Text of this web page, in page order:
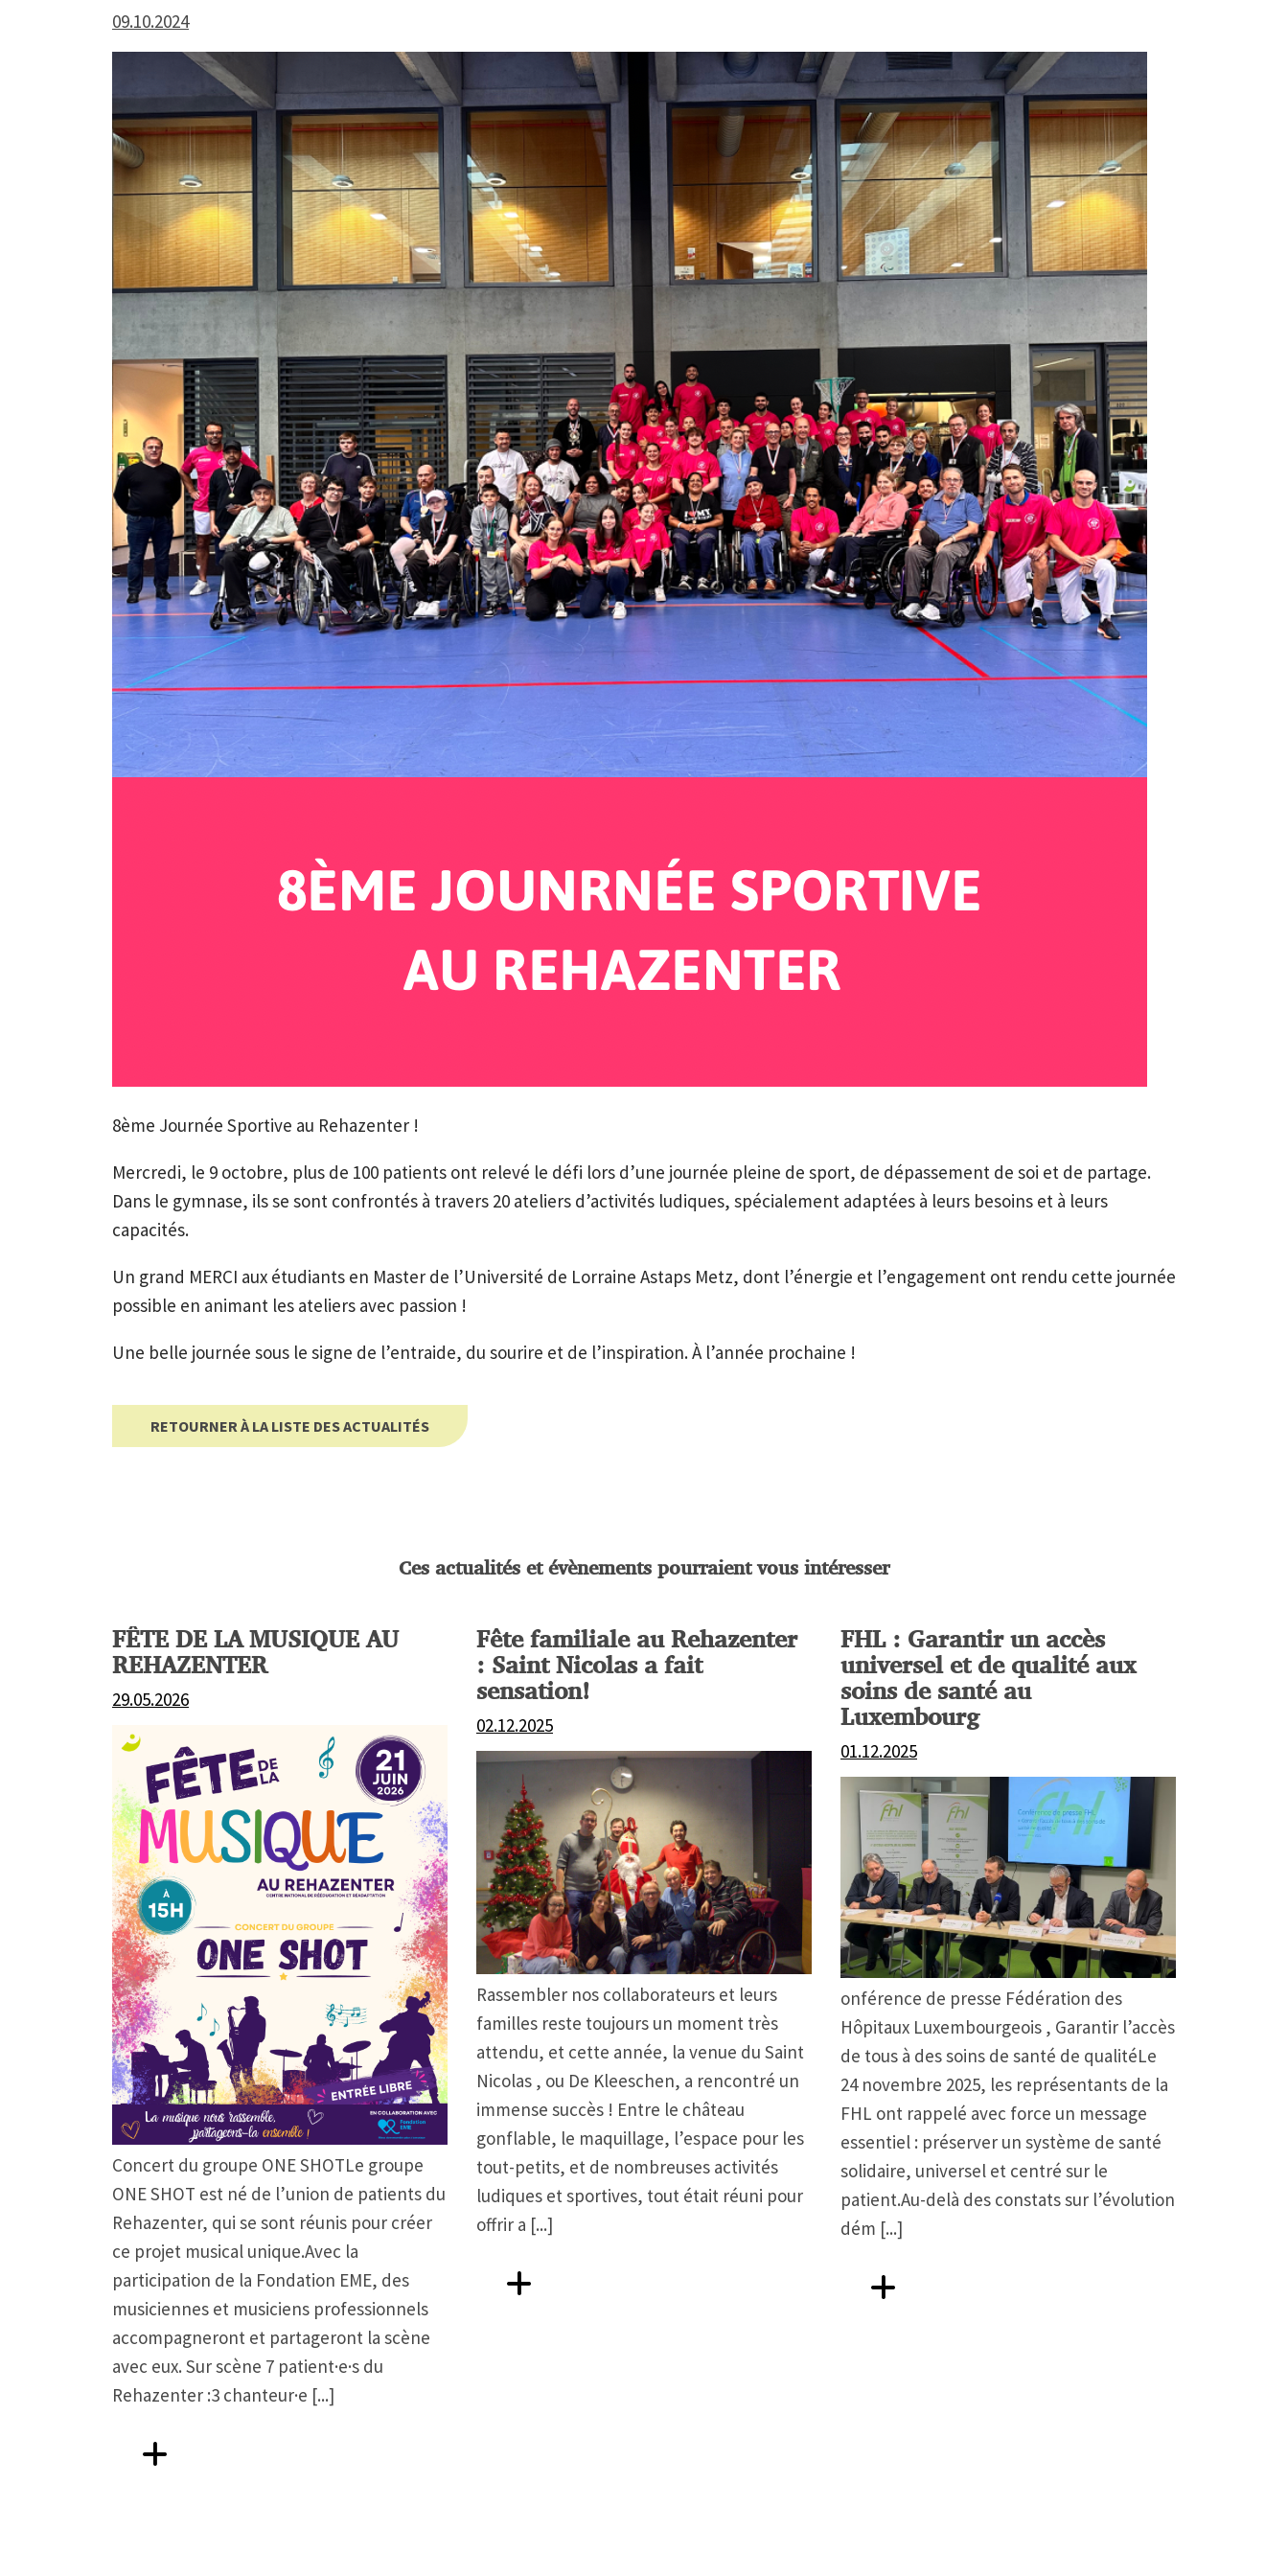
09.10.2024
8ème Journée Sportive au Rehazenter !
Mercredi, le 9 octobre, plus de 100 patients ont relevé le défi lors d’une journée pleine de sport, de dépassement de soi et de partage.
Dans le gymnase, ils se sont confrontés à travers 20 ateliers d’activités ludiques, spécialement adaptées à leurs besoins et à leurs
capacités.
Un grand MERCI aux étudiants en Master de l’Université de Lorraine Astaps Metz, dont l’énergie et l’engagement ont rendu cette journée
possible en animant les ateliers avec passion !
Une belle journée sous le signe de l’entraide, du sourire et de l’inspiration. À l’année prochaine !
RETOURNER À LA LISTE DES ACTUALITÉS
Ces actualités et évènements pourraient vous intéresser
FÊTE DE LA MUSIQUE AU
REHAZENTER
29.05.2026
Concert du groupe ONE SHOTLe groupe
ONE SHOT est né de l’union de patients du
Rehazenter, qui se sont réunis pour créer
ce projet musical unique.Avec la
participation de la Fondation EME, des
musiciennes et musiciens professionnels
accompagneront et partageront la scène
avec eux. Sur scène 7 patient·e·s du
Rehazenter :3 chanteur·e [...]
Aller vers FÊTE DE LA MUSIQUE AU REHAZENTER
Fête familiale au Rehazenter
: Saint Nicolas a fait
sensation!
02.12.2025
Rassembler nos collaborateurs et leurs
familles reste toujours un moment très
attendu, et cette année, la venue du Saint
Nicolas , ou De Kleeschen, a rencontré un
immense succès ! Entre le château
gonflable, le maquillage, l’espace pour les
tout-petits, et de nombreuses activités
ludiques et sportives, tout était réuni pour
offrir a [...]
Aller vers Fête familiale au Rehazenter : Saint Nicolas a fait sensation!
FHL : Garantir un accès
universel et de qualité aux
soins de santé au
Luxembourg
01.12.2025
onférence de presse Fédération des
Hôpitaux Luxembourgeois , Garantir l’accès
de tous à des soins de santé de qualitéLe
24 novembre 2025, les représentants de la
FHL ont rappelé avec force un message
essentiel : préserver un système de santé
solidaire, universel et centré sur le
patient.Au-delà des constats sur l’évolution
dém [...]
Aller vers FHL : Garantir un accès universel et de qualité aux